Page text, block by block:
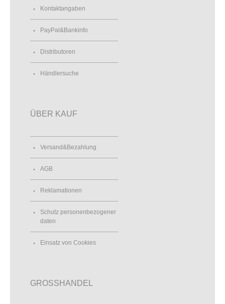
Kontaktangaben
PayPal&Bankinfo
Distributoren
Händlersuche
ÜBER KAUF
Versand&Bezahlung
AGB
Reklamationen
Schutz personenbezogener
daten
Einsatz von Cookies
GROSSHANDEL